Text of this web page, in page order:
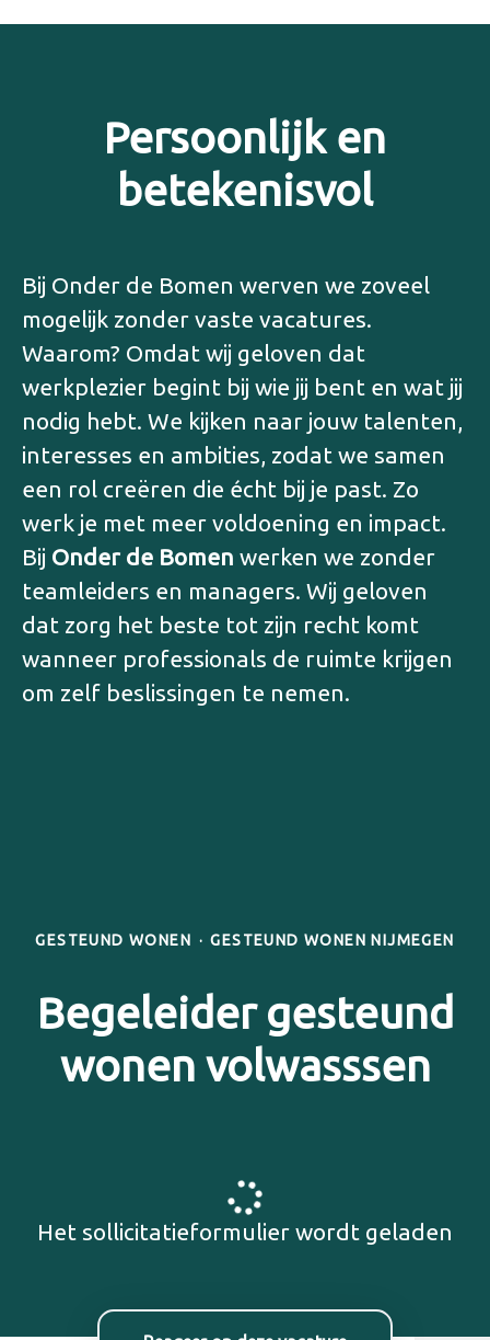
Persoonlijk en
betekenisvol
Bij Onder de Bomen werven we zoveel
mogelijk zonder vaste vacatures.
Waarom? Omdat wij geloven dat
werkplezier begint bij wie jij bent en wat jij
nodig hebt. We kijken naar jouw talenten,
interesses en ambities, zodat we samen
een rol creëren die écht bij je past. Zo
werk je met meer voldoening en impact.
Bij Onder de Bomen werken we zonder
teamleiders en managers. Wij geloven
dat zorg het beste tot zijn recht komt
wanneer professionals de ruimte krijgen
om zelf beslissingen te nemen.
GESTEUND WONEN · GESTEUND WONEN NIJMEGEN
Begeleider gesteund
wonen volwasssen
Het sollicitatieformulier wordt geladen